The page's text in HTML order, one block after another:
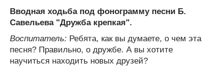
Вводная ходьба под фонограмму песни Б.
Савельева "Дружба крепкая".
Воспитатель: Ребята, как вы думаете, о чем эта
песня? Правильно, о дружбе. А вы хотите
научиться находить новых друзей?